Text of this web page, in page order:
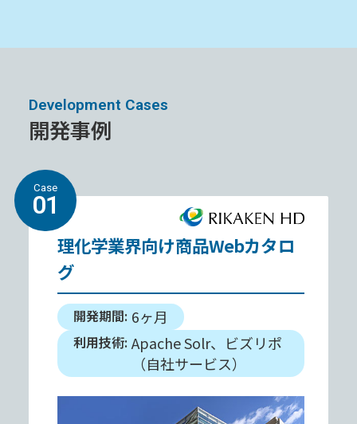
Development Cases
開発事例
Case
01
理化学業界向け商品Webカタロ
グ
開発期間: 6ヶ⽉
利⽤技術: Apache Solr、ビズリポ
（⾃社サービス）